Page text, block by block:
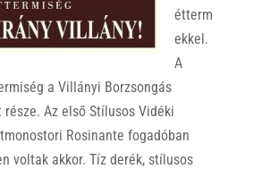
étterm
ekkel.
A
a Villányi Borzsongás
része. Az első Stílusos Vidéki
Rosinante fogadóban
voltak akkor. Tíz derék, stílusos